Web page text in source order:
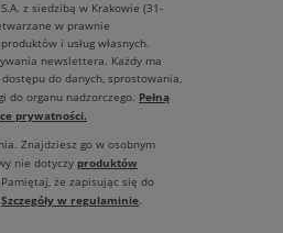
z siedzibą w Krakowie (31-
w prawnie
i usług własnych.
newslettera. Każdy ma
do danych, sprostowania,
do organu nadzorczego. Pełną
prywatności.
Znajdziesz go w osobnym
nie dotyczy produktów
że zapisując się do
Szczegóły w regulaminie.